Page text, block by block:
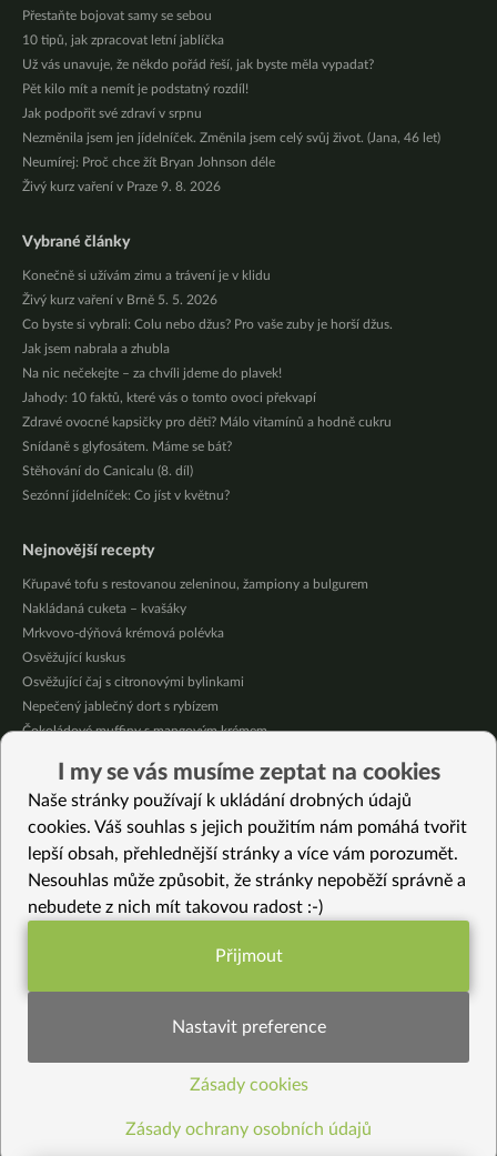
Přestaňte bojovat samy se sebou
10 tipů, jak zpracovat letní jablíčka
Už vás unavuje, že někdo pořád řeší, jak byste měla vypadat?
Pět kilo mít a nemít je podstatný rozdíl!
Jak podpořit své zdraví v srpnu
Nezměnila jsem jen jídelníček. Změnila jsem celý svůj život. (Jana, 46 let)
Neumírej: Proč chce žít Bryan Johnson déle
Živý kurz vaření v Praze 9. 8. 2026
Vybrané články
Konečně si užívám zimu a trávení je v klidu
Živý kurz vaření v Brně 5. 5. 2026
Co byste si vybrali: Colu nebo džus? Pro vaše zuby je horší džus.
Jak jsem nabrala a zhubla
Na nic nečekejte – za chvíli jdeme do plavek!
Jahody: 10 faktů, které vás o tomto ovoci překvapí
Zdravé ovocné kapsičky pro děti? Málo vitamínů a hodně cukru
Snídaně s glyfosátem. Máme se bát?
Stěhování do Canicalu (8. díl)
Sezónní jídelníček: Co jíst v květnu?
Nejnovější recepty
Křupavé tofu s restovanou zeleninou, žampiony a bulgurem
Nakládaná cuketa – kvašáky
Mrkvovo-dýňová krémová polévka
Osvěžující kuskus
Osvěžující čaj s citronovými bylinkami
Nepečený jablečný dort s rybízem
Čokoládové muffiny s mangovým krémem
Krémová zeleninová polévka s koprem a vločkami
Celozrnná rýže basmati se zeleninou
Vybrané recepty
Jablíčkové strašidelné tlamičky
Kuličky z tofu, kuskusu a shiitake
Špalda s fazolemi, hlívou a mákem
Rychlá pórkovo – dýňová polévka
I my se vás musíme zeptat na cookies
Naše stránky používají k ukládání drobných údajů
cookies. Váš souhlas s jejich použitím nám pomáhá tvořit
lepší obsah, přehlednější stránky a více vám porozumět.
Nesouhlas může způsobit, že stránky nepoběží správně a
nebudete z nich mít takovou radost :-)
Funkční nastavení potřebujeme (vždy
Statistiky pro lepší obsah
Přijmout
Nastavit preference
Zásady cookies
Zásady ochrany osobních údajů